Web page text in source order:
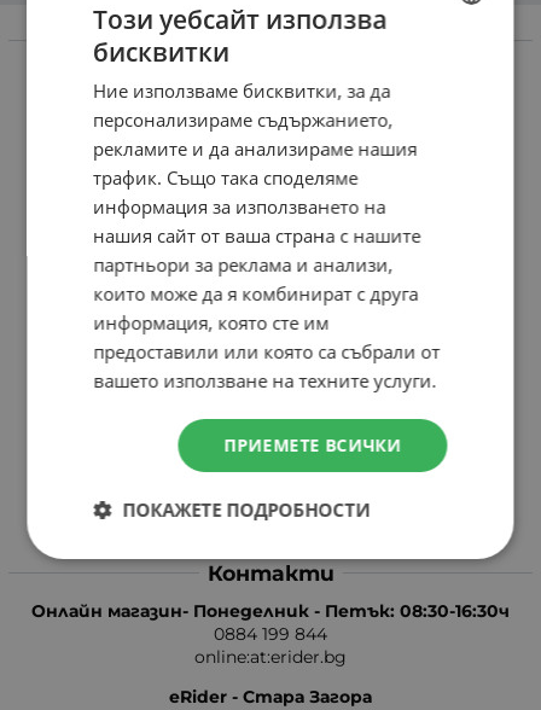
Информация
Доставка и плащане
Връщане и замяна
Общи условия за ползване
Политика за използване на бисквитки
При възникване на спор, свързан с покупка онлайн,
можете да ползвате сайта ОРС
Отказ от сделка
Защо eRider?
Контакти
Контакти
Онлайн магазин- Понеделник - Петък: 08:30-16:30ч
0884 199 844
online:at:erider.bg
eRider - Стара Загора
Този уебсайт използва
бисквитки
Ние използваме бисквитки, за да
персонализираме съдържанието,
рекламите и да анализираме нашия
трафик. Също така споделяме
информация за използването на
нашия сайт от ваша страна с нашите
партньори за реклама и анализи,
които може да я комбинират с друга
информация, която сте им
предоставили или която са събрали от
вашето използване на техните услуги.
ПРИЕМЕТЕ ВСИЧКИ
ПОКАЖЕТЕ ПОДРОБНОСТИ